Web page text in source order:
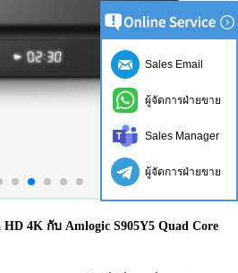
4K กับ Amlogic S905Y5 Quad Core
Sales Email
ผู้จัดการฝ่ายขาย
Sales Manager
ผู้จัดการฝ่ายขาย